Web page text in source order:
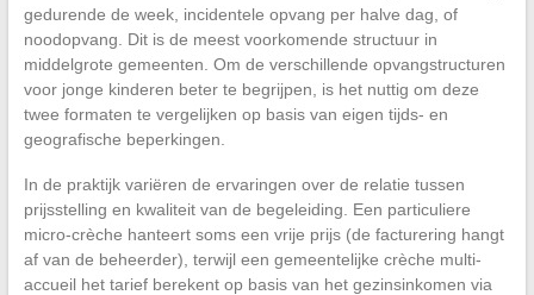
gedurende de week, incidentele opvang per halve dag, of
noodopvang. Dit is de meest voorkomende structuur in
middelgrote gemeenten. Om de verschillende opvangstructuren
voor jonge kinderen beter te begrijpen, is het nuttig om deze
twee formaten te vergelijken op basis van eigen tijds- en
geografische beperkingen.
In de praktijk variëren de ervaringen over de relatie tussen
prijsstelling en kwaliteit van de begeleiding. Een particuliere
micro-crèche hanteert soms een vrije prijs (de facturering hangt
af van de beheerder), terwijl een gemeentelijke crèche multi-
accueil het tarief berekent op basis van het gezinsinkomen via